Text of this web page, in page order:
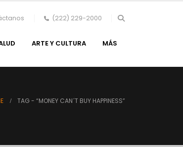
(222) 229-2000
ARTE Y CULTURA MÁS
TAG - “MONEY CAN´T BUY HAPPINESS”